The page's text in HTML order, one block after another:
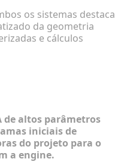
os sistemas destaca
da geometria
e cálculos
de altos parâmetros
iniciais de
do projeto para o
a engine.